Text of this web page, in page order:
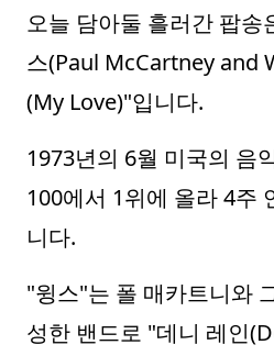
오늘 담아둘 흘러간 팝송
스(Paul McCartney and
(My Love)"입니다.
1973년의 6월 미국의 음
100에서 1위에 올라 4주
니다.
"윙스"는 폴 매카트니와
성한 밴드로 "데니 레인